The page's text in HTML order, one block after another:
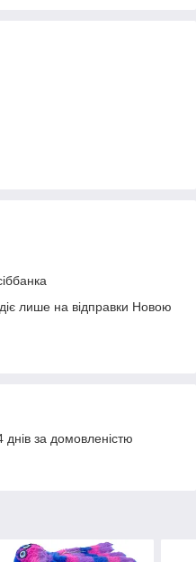
лише на відправки Новою
за домовленістю